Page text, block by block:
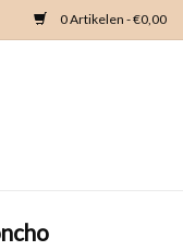
0 Artikelen - €0,00